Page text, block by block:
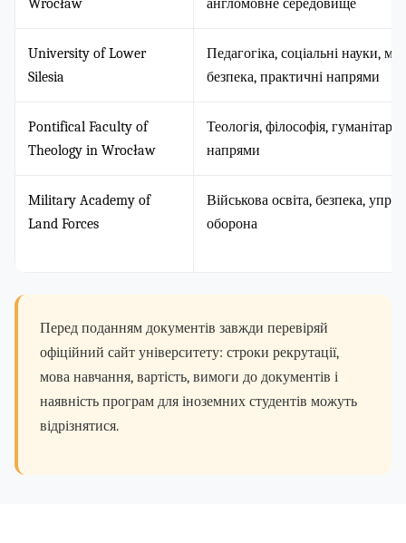
Wrocław
англомовне середовище
University of Lower
Silesia
Педагогіка, соціальні науки,
безпека, практичні напрями
Pontifical Faculty of
Theology in Wrocław
Теологія, філософія, гуманітарні
напрями
Military Academy of
Land Forces
Військова освіта, безпека,
оборона
Перед поданням документів завжди перевіряй
офіційний сайт університету: строки рекрутації,
мова навчання, вартість, вимоги до документів і
наявність програм для іноземних студентів можуть
відрізнятися.